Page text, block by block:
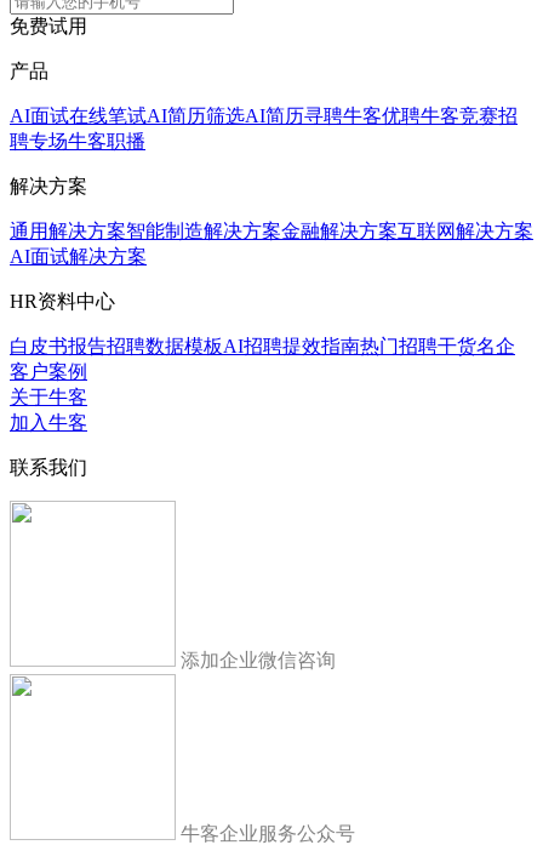
免费试用
产品
AI面试在线笔试AI简历筛选AI简历寻聘牛客优聘牛客竞赛招
聘专场牛客职播
解决方案
通用解决方案智能制造解决方案金融解决方案互联网解决方案
AI面试解决方案
HR资料中心
白皮书报告招聘数据模板AI招聘提效指南热门招聘干货名企
客户案例
关于牛客
加入牛客
联系我们
添加企业微信咨询
牛客企业服务公众号